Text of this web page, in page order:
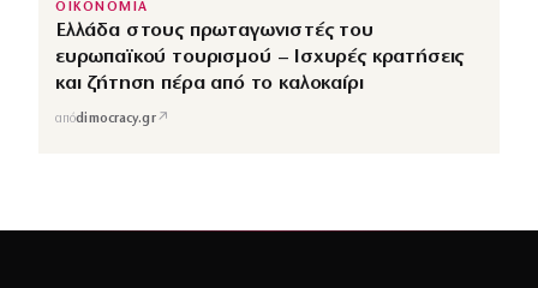
ΟΙΚΟΝΟΜΙΑ
Ελλάδα στους πρωταγωνιστές του
ευρωπαϊκού τουρισμού – Ισχυρές κρατήσεις
και ζήτηση πέρα από το καλοκαίρι
απόdimocracy.gr↗